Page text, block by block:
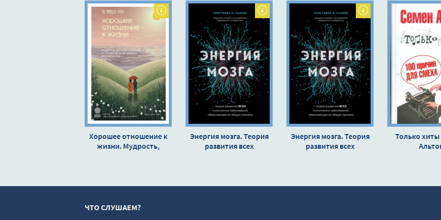
Хорошее отношение к
жизни. Мудрость,
Энергия мозга. Теория
развития всех
причину - Кристофер
Энергия мозга. Теория
развития всех
причину - Кристофер
Только
ЧТО СЛУШАЕМ?